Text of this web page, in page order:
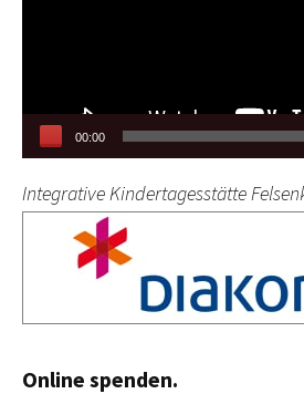
00:00
Integrative Kindertagesstätte
Online spenden.